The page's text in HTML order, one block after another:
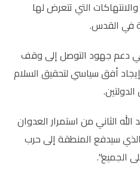
التي تتعرض لها
في القدس.
دعم جهود التوصل إلى وقف
أفق سياسي لتحقيق السلام
.
الثاني من استمرار العدوان
سيدفع المنطقة إلى حرب
الجميع".